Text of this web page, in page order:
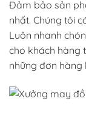
Đảm bảo sản
nhất. Chúng tôi
Luôn nhanh
cho khách hàng
những đơn hàng